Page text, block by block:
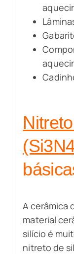
A cerâmica
material
silício é
nitreto de